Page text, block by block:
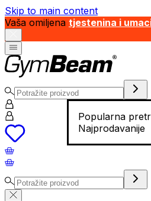
Skip to main content
Vaša omiljena tjestenina i
Popularna
Najprodavanije